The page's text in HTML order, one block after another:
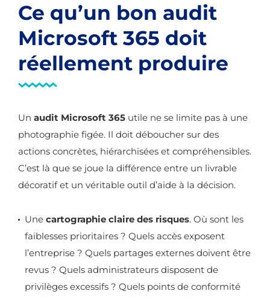
Ce qu’un bon audit
Microsoft 365 doit
réellement produire
Un audit Microsoft 365 utile ne se limite pas à une
photographie figée. Il doit déboucher sur des
actions concrètes, hiérarchisées et compréhensibles.
C’est là que se joue la différence entre un livrable
décoratif et un véritable outil d’aide à la décision.
Une cartographie claire des risques. Où sont les
faiblesses prioritaires ? Quels accès exposent
l’entreprise ? Quels partages externes doivent être
revus ? Quels administrateurs disposent de
privilèges excessifs ? Quels points de conformité